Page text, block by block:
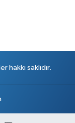
saklıdır.